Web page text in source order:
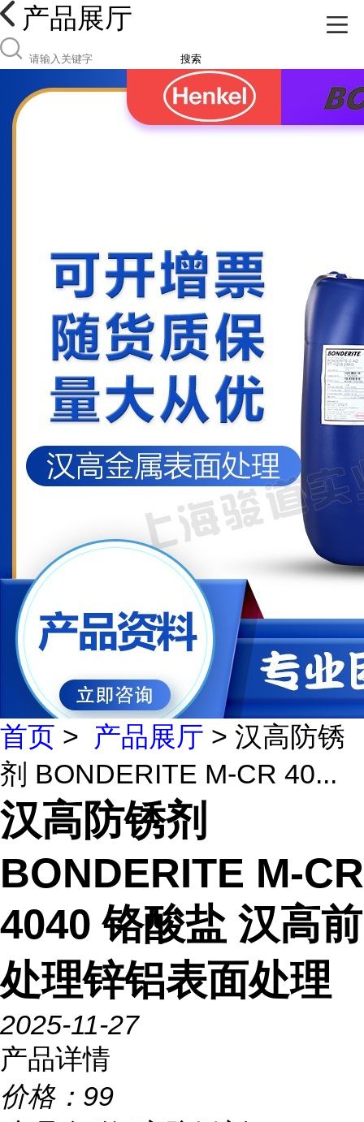
产品展厅
搜索
首页 > 产品展厅 > 汉高防锈
剂 BONDERITE M-CR 40...
汉高防锈剂
BONDERITE M-CR
4040 铬酸盐 汉高前
处理锌铝表面处理
2025-11-27
产品详情
价格： 99